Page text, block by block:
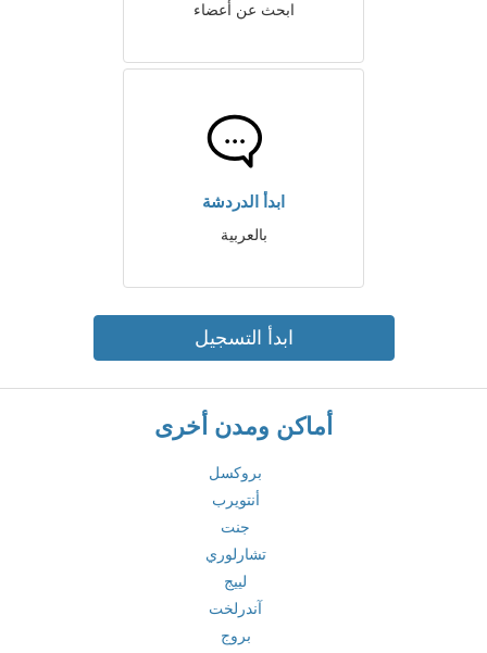
ابحث عن أعضاء
ابدأ الدردشة
بالعربية
ابدأ التسجيل
أماكن ومدن أخرى
بروكسل
أنتويرب
جنت
تشارلوري
لييج
آندرلخت
بروج